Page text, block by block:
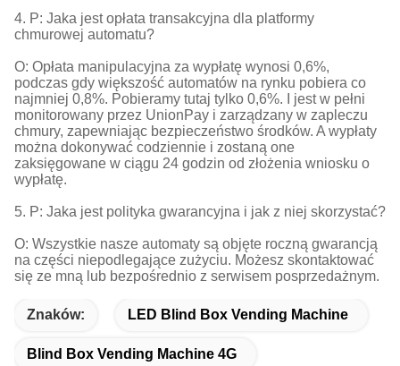
4. P: Jaka jest opłata transakcyjna dla platformy
chmurowej automatu?
O: Opłata manipulacyjna za wypłatę wynosi 0,6%,
podczas gdy większość automatów na rynku pobiera co
najmniej 0,8%. Pobieramy tutaj tylko 0,6%. I jest w pełni
monitorowany przez UnionPay i zarządzany w zapleczu
chmury, zapewniając bezpieczeństwo środków. A wypłaty
można dokonywać codziennie i zostaną one
zaksięgowane w ciągu 24 godzin od złożenia wniosku o
wypłatę.
5. P: Jaka jest polityka gwarancyjna i jak z niej skorzystać?
O: Wszystkie nasze automaty są objęte roczną gwarancją
na części niepodlegające zużyciu. Możesz skontaktować
się ze mną lub bezpośrednio z serwisem posprzedażnym.
Znaków: LED Blind Box Vending Machine
Blind Box Vending Machine 4G